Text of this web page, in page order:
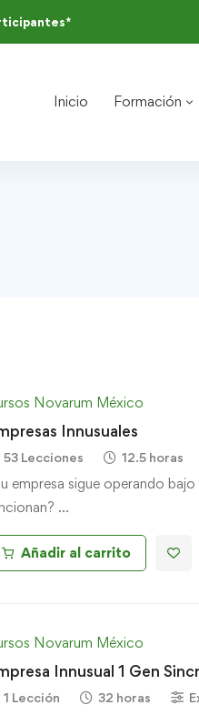
Inicio Formación
Novarum México
Innusuales
53 Lecciones 12.5 horas
empresa sigue operando
…
Añadir al carrito
Novarum México
Innusual 1 Gen
1 Lección 32 horas